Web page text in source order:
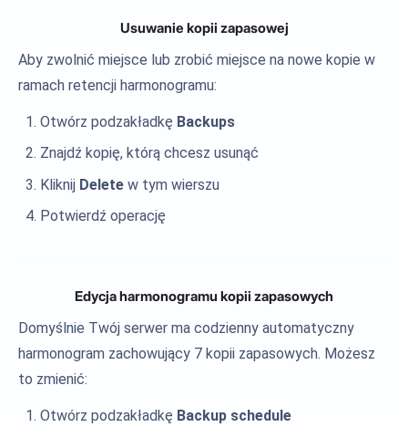
Usuwanie kopii zapasowej
Aby zwolnić miejsce lub zrobić miejsce na nowe kopie w
ramach retencji harmonogramu:
Otwórz podzakładkę Backups
Znajdź kopię, którą chcesz usunąć
Kliknij Delete w tym wierszu
Potwierdź operację
Edycja harmonogramu kopii zapasowych
Domyślnie Twój serwer ma codzienny automatyczny
harmonogram zachowujący 7 kopii zapasowych. Możesz
to zmienić:
Otwórz podzakładkę Backup schedule